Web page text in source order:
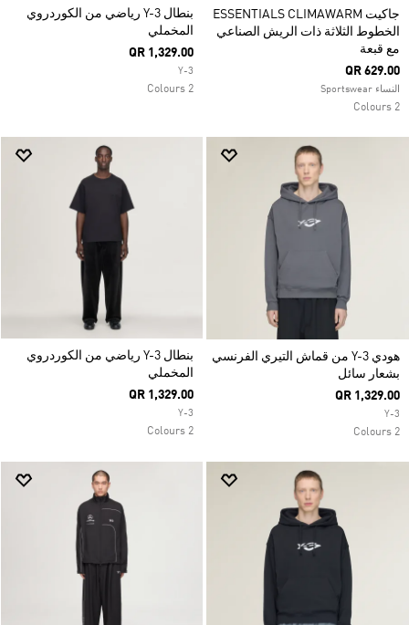
جاكيت ESSENTIALS CLIMAWARM
الخطوط الثلاثة ذات الريش الصناعي
مع قبعة
QR 629.00
النساء Sportswear
2 Colours
بنطال Y-3 رياضي من الكوردروي
المخملي
QR 1,329.00
Y-3
2 Colours
هودي Y-3 من قماش التيري الفرنسي
بشعار سائل
QR 1,329.00
Y-3
2 Colours
بنطال Y-3 رياضي من الكوردروي
المخملي
QR 1,329.00
Y-3
2 Colours